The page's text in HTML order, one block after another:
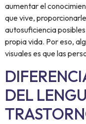
aumentar el
que vive,
autosuficiencia
propia vida. Por eso,
visuales es que las
DEL